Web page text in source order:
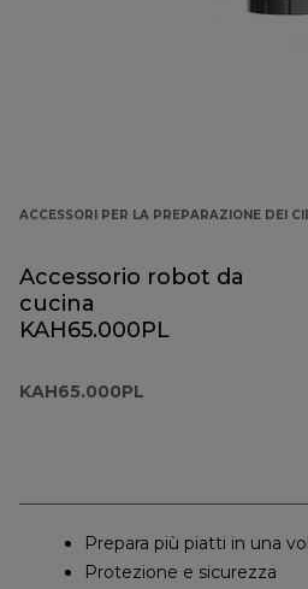
ACCESSORI PER LA PREPARAZIONE DEI
Accessorio robot da
cucina
KAH65.000PL
KAH65.000PL
Prepara più piatti in una
Protezione e sicurezza